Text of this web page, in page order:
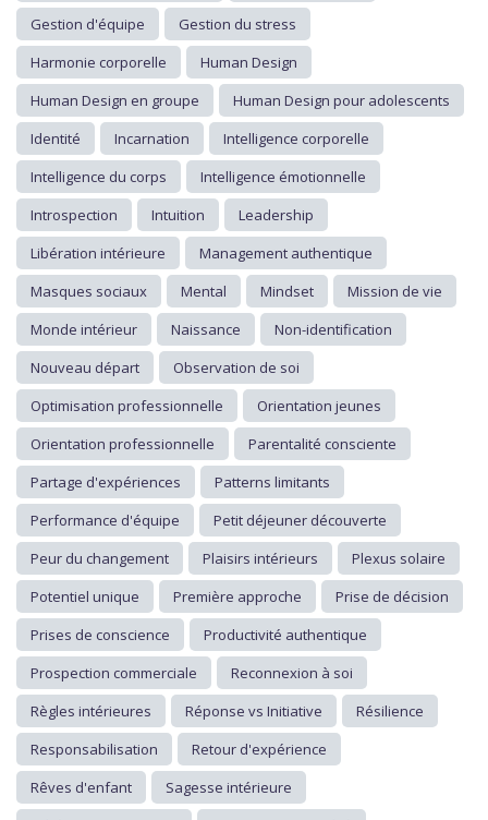
Gestion d'équipe
Gestion du stress
Harmonie corporelle
Human Design
Human Design en groupe
Human Design pour adolescents
Identité
Incarnation
Intelligence corporelle
Intelligence du corps
Intelligence émotionnelle
Introspection
Intuition
Leadership
Libération intérieure
Management authentique
Masques sociaux
Mental Mindset
Mission de vie
Monde intérieur
Naissance
Non-identification
Nouveau départ
Observation de soi
Optimisation professionnelle
Orientation jeunes
Orientation professionnelle
Parentalité consciente
Partage d'expériences
Patterns limitants
Performance d'équipe
Petit déjeuner découverte
Peur du changement
Plaisirs intérieurs
Plexus solaire
Potentiel unique
Première approche
Prise de décision
Prises de conscience
Productivité authentique
Prospection commerciale
Reconnexion à soi
Règles intérieures
Réponse vs Initiative
Résilience
Responsabilisation
Retour d'expérience
Rêves d'enfant
Sagesse intérieure